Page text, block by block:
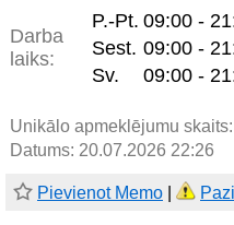
Darba
laiks:
P.-Pt. 09:00 -
Sest. 09:00 -
Sv.
09:00 -
Unikālo apmeklējumu skaits:
Datums: 20.07.2026 22:26
Pievienot Memo